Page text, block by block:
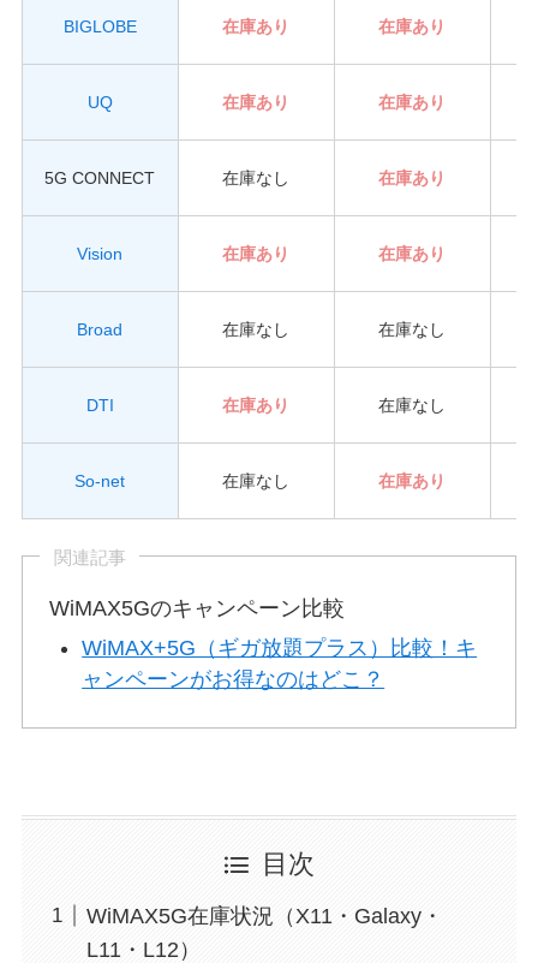
BIGLOBE 在庫あり 在庫あり
UQ 在庫あり 在庫あり
5G CONNECT 在庫なし 在庫あり
Vision 在庫あり 在庫あり
Broad 在庫なし 在庫なし
DTI 在庫あり 在庫なし
So-net 在庫なし 在庫あり
関連記事
WiMAX5Gのキャンペーン比較
WiMAX+5G（ギガ放題プラス）比較！キ
ャンペーンがお得なのはどこ？
目次
WiMAX5G在庫状況（X11・Galaxy・
L11・L12）